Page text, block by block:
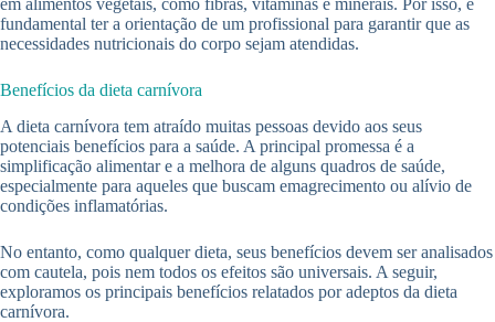
em alimentos vegetais, como fibras, vitaminas e minerais. Por isso, é
fundamental ter a orientação de um profissional para garantir que as
necessidades nutricionais do corpo sejam atendidas.
Benefícios da dieta carnívora
A dieta carnívora tem atraído muitas pessoas devido aos seus
potenciais benefícios para a saúde. A principal promessa é a
simplificação alimentar e a melhora de alguns quadros de saúde,
especialmente para aqueles que buscam emagrecimento ou alívio de
condições inflamatórias.
No entanto, como qualquer dieta, seus benefícios devem ser analisados
com cautela, pois nem todos os efeitos são universais. A seguir,
exploramos os principais benefícios relatados por adeptos da dieta
carnívora.